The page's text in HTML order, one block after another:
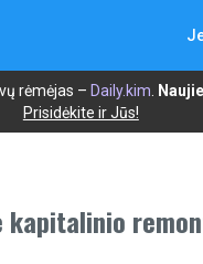
rėmėjas – Daily.kim
Prisidėkite ir Jūs!
kapitalinio